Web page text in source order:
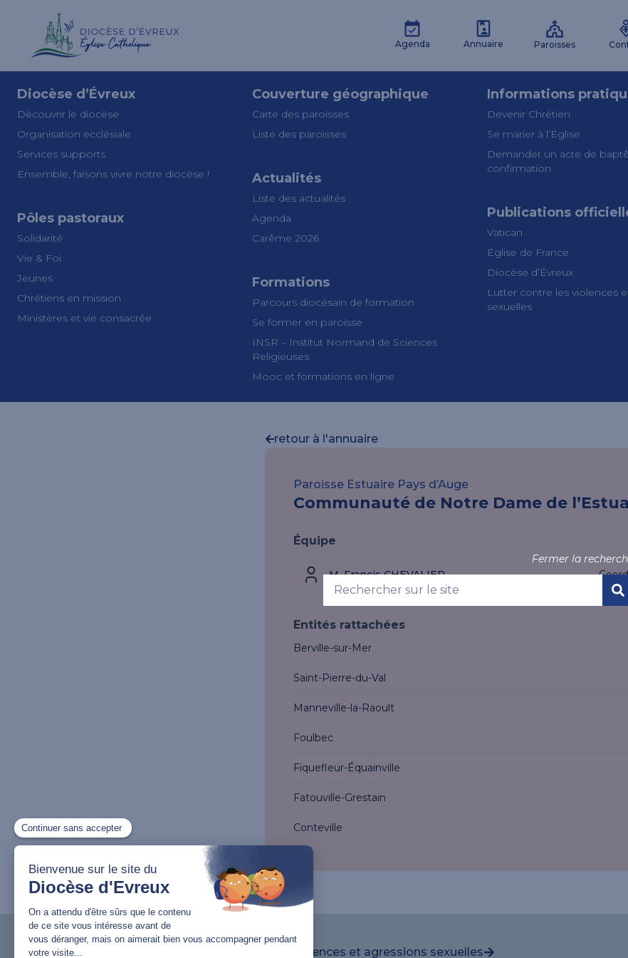
Agenda Annuaire Paroisses
Diocèse d’Évreux
Découvrir le diocèse
Organisation ecclésiale
Services supports
Ensemble, faisons vivre notre diocèse !
Pôles pastoraux
Solidarité
Vie & Foi
Jeunes
Chrétiens en mission
Ministères et vie consacrée
Couverture géographique
Carte des paroisses
Liste des paroisses
Actualités
Liste des actualités
Agenda
Carême 2026
Formations
Parcours diocésain de formation
Se former en paroisse
INSR – Institut Normand de Sciences
Religieuses
Mooc et formations en ligne
Informations
Devenir Chrétien
Se marier à l’Église
Demander un acte de
confirmation
Publications
Vatican
Église de France
Diocèse d’Évreux
Lutter contre les violences
sexuelles
Fermer la
retour à l'annuaire
Paroisse Estuaire Pays d’Auge
Communauté de Notre Dame de
Équipe
M. Francis CHEVALIER
Entités rattachées
Berville-sur-Mer
Saint-Pierre-du-Val
Manneville-la-Raoult
Foulbec
Fiquefleur-Équainville
Fatouville-Grestain
Conteville
Lutter contre les violences et agressions sexuelles